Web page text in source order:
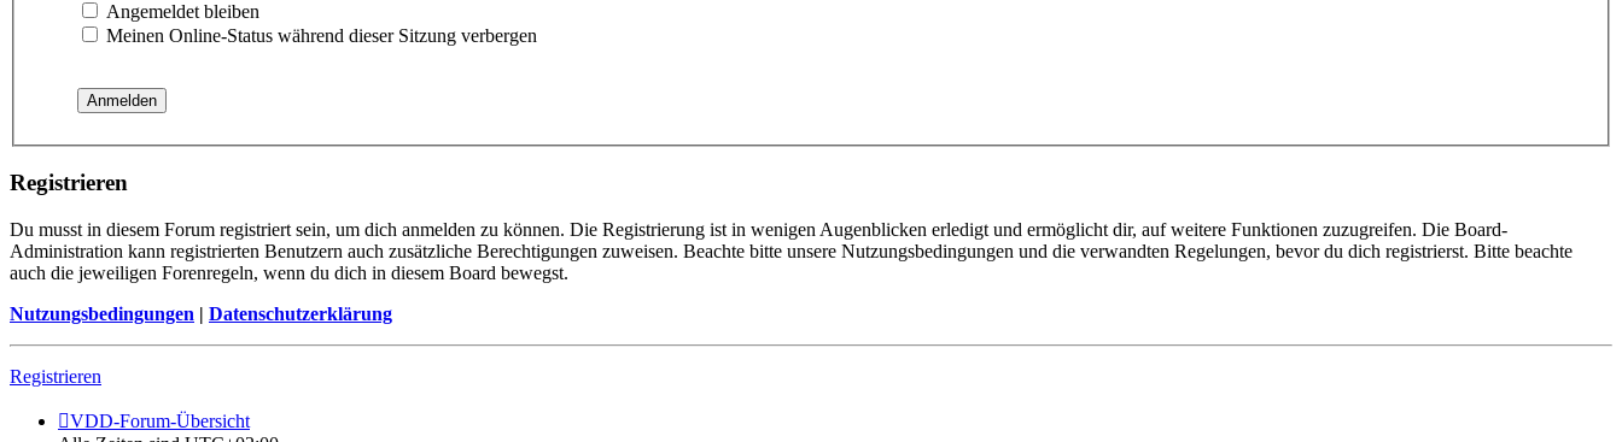
Angemeldet bleiben
Meinen Online-Status während dieser Sitzung verbergen
Registrieren
Du musst in diesem Forum registriert sein, um dich anmelden zu können. Die Registrierung ist in wenigen Augenblicken erledigt und ermöglicht dir, auf weitere Funktionen zuzugreifen. Die Board-
Administration kann registrierten Benutzern auch zusätzliche Berechtigungen zuweisen. Beachte bitte unsere Nutzungsbedingungen und die verwandten Regelungen, bevor du dich registrierst. Bitte beachte
auch die jeweiligen Forenregeln, wenn du dich in diesem Board bewegst.
Nutzungsbedingungen | Datenschutzerklärung
Registrieren
VDD-Forum-Übersicht